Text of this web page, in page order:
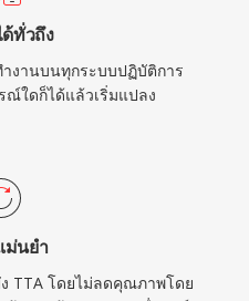
ด้ทั่วถึง
ำงานบนทุกระบบปฏิบัติการ
ณ์ใดก็ได้แล้วเริ่มแปลง
ม่นยำ
ง TTA โดยไม่ลดคุณภาพโดย